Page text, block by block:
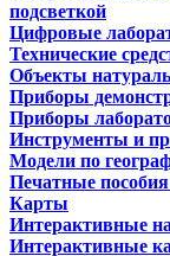
подсветкой
Цифровые
Технические
Объекты
Приборы
Приборы
Инструменты и
Модели по
Печатные
Карты
Интерактивные
Интерактивные